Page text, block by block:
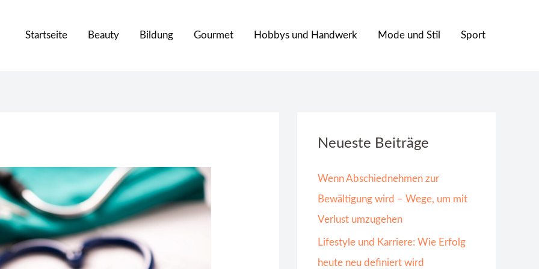
Startseite Beauty Bildung Gourmet Hobbys und Handwerk Mode und Stil Sport
Neueste Beiträge
Wenn Abschiednehmen zur
Bewältigung wird – Wege, um mit
Verlust umzugehen
Lifestyle und Karriere: Wie Erfolg
heute neu definiert wird